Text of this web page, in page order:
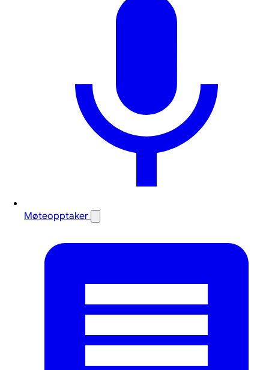
Møteopptaker